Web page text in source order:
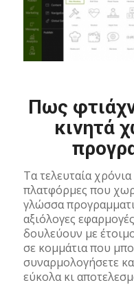
Πως
κινητά
Τα τελευταία
πλατφόρμες που
γλώσσα
αξιόλογες
δουλεύουν με
σε κομμάτια που
συναρμολογήσετε
εύκολα κι